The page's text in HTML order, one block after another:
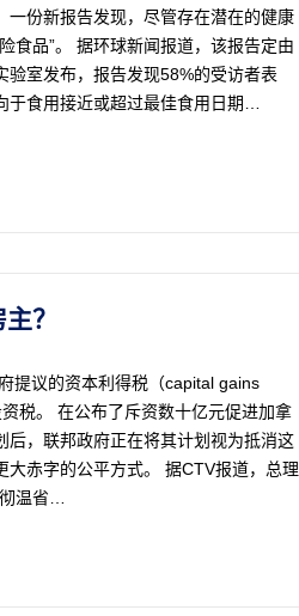
一份新报告发现，尽管存在潜在的健康
食品”。 据环球新闻报道，该报告定由
验室发布，报告发现58%的受访者表
于食用接近或超过最佳食用日期…
？
提议的资本利得税（capital gains
税。 在公布了斥资数十亿元促进加拿
后，联邦政府正在将其计划视为抵消这
大赤字的公平方式。 据CTV报道，总理
温省…